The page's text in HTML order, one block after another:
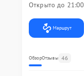
Открыто до 21:00
Маршрут
ОбзорОтзывы 46